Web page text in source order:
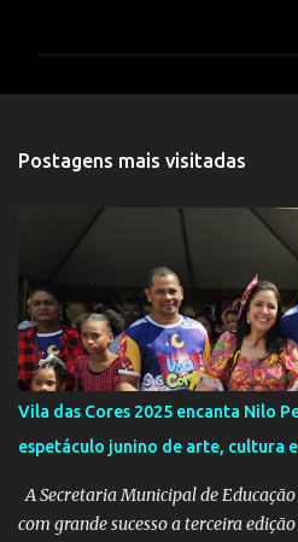
s
Postagens mais visitadas
Vila das Cores 2025 encanta Nilo
espetáculo junino de arte, cultura
A Secretaria Municipal de
com grande sucesso a terceira